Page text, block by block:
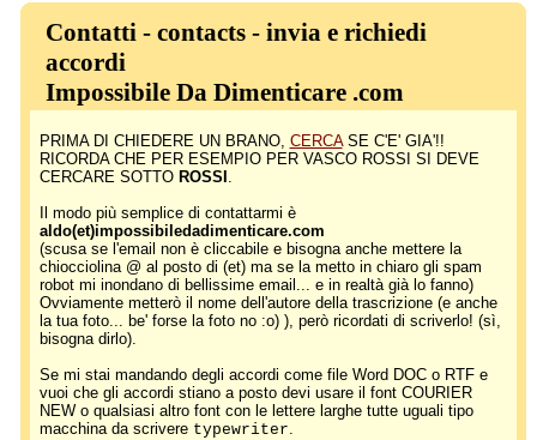
Contatti - contacts - invia e richiedi
accordi
Impossibile Da Dimenticare .com
PRIMA DI CHIEDERE UN BRANO, CERCASE C'E' GIA'!!
RICORDA CHE PER ESEMPIO PER VASCO ROSSI SI DEVE
CERCARE SOTTO ROSSI .
Il modo più semplice di contattarmi è
aldo(et)impossibiledadimenticare.com
(scusa se l'email non è cliccabile e bisogna anche mettere la
chiocciolina @ al posto di (et) ma se la metto in chiaro gli spam
robot mi inondano di bellissime email... e in realtà già lo fanno)
Ovviamente metterò il nome dell'autore della trascrizione (e anche
la tua foto... be' forse la foto no :o) ), però ricordati di scriverlo! (sì,
bisogna dirlo).
Se mi stai mandando degli accordi come file Word DOC o RTF e
vuoi che gli accordi stiano a posto devi usare il font COURIER
NEW o qualsiasi altro font con le lettere larghe tutte uguali tipo
macchina da scrivere typewriter.